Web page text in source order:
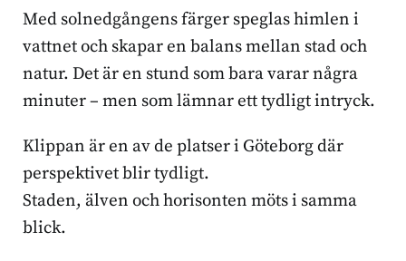
Med solnedgångens färger speglas himlen i
vattnet och skapar en balans mellan stad och
natur. Det är en stund som bara varar några
minuter – men som lämnar ett tydligt intryck.
Klippan är en av de platser i Göteborg där
perspektivet blir tydligt.
Staden, älven och horisonten möts i samma
blick.